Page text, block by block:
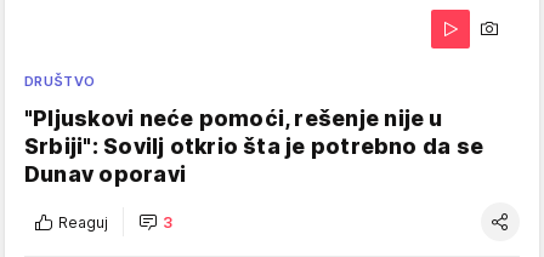
DRUŠTVO
"Pljuskovi neće pomoći, rešenje nije u
Srbiji": Sovilj otkrio šta je potrebno da se
Dunav oporavi
Reaguj 3